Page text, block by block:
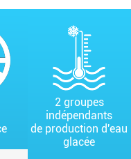
closes,
infrastructures
2 groupes
indépendants
de production d'eau
glacée